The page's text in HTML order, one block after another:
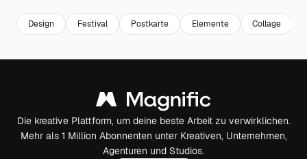
Design Festival Postkarte Elemente Collage
Die kreative Plattform, um deine beste Arbeit zu verwirklichen.
Mehr als 1 Million Abonnenten unter Kreativen, Unternehmen,
Agenturen und Studios.